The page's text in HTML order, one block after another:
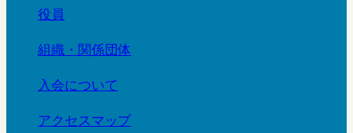
役員
組織・関係団体
入会について
アクセスマップ